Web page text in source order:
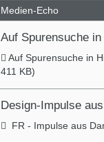
Medien-Echo
Auf Spurensuche
Auf Spurensuche in
411 KB)
Design-Impulse
FR - Impulse aus